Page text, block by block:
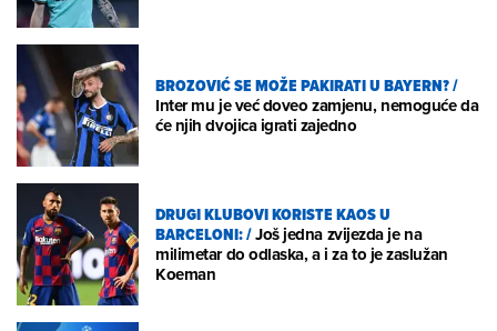
BROZOVIĆ SE MOŽE PAKIRATI U BAYERN?/
Inter mu je već doveo zamjenu, nemoguće da
će njih dvojica igrati zajedno
DRUGI KLUBOVI KORISTE KAOS U
BARCELONI:/Još jedna zvijezda je na
milimetar do odlaska, a i za to je zaslužan
Koeman